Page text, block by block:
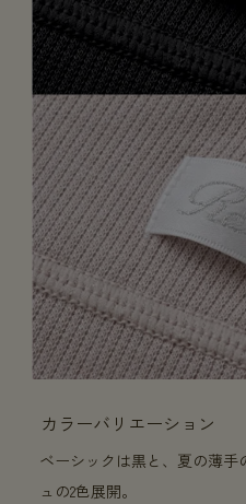
カラーバリエーション
ベーシックは黒と、夏の薄
ュの2色展開。